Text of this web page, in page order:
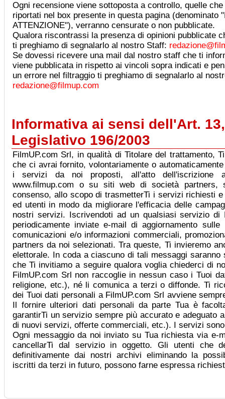
Ogni recensione viene sottoposta a controllo, quelle
riportati nel box presente in questa pagina (denominato
ATTENZIONE"), verranno censurate o non pubblicate.
Qualora riscontrassi la presenza di opinioni pubblicate
ti preghiamo di segnalarlo al nostro Staff:
Se dovessi ricevere una mail dal nostro staff che ti
viene pubblicata in rispetto ai vincoli sopra indicati e
un errore nel filtraggio ti preghiamo di segnalarlo al
redazione@filmup.com
Informativa ai sensi dell'Art.
Legislativo 196/2003
FilmUP.com Srl, in qualità di Titolare del trattamento,
che ci avrai fornito, volontariamente o
i servizi da noi proposti, all'atto
www.filmup.com o su siti web di società partners,
consenso, allo scopo di trasmetterTi i servizi richiesti
ed utenti in modo da migliorare l'efficacia delle
nostri servizi. Iscrivendoti ad un qualsiasi servizio di
periodicamente inviate e-mail di aggiornamento
comunicazioni e/o informazioni commerciali,
partners da noi selezionati. Tra queste, Ti invieremo
elettorale. In coda a ciascuno di tali messaggi
che Ti invitiamo a seguire qualora voglia chiederci di
FilmUP.com Srl non raccoglie in nessun caso i Tuoi
religione, etc.), né li comunica a terzi o diffonde. Ti
dei Tuoi dati personali a FilmUP.com Srl avviene
Il fornire ulteriori dati personali da parte Tua è
garantirTi un servizio sempre più accurato e adeguato
di nuovi servizi, offerte commerciali, etc.). I servizi
Ogni messaggio da noi inviato su Tua richiesta via e-
cancellarTi dal servizio in oggetto. Gli utenti che
definitivamente dai nostri archivi eliminando la
iscritti da terzi in futuro, possono farne espressa